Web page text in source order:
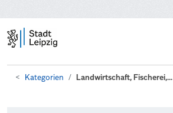
Kategorien Landwirtschaft, Fischerei,...